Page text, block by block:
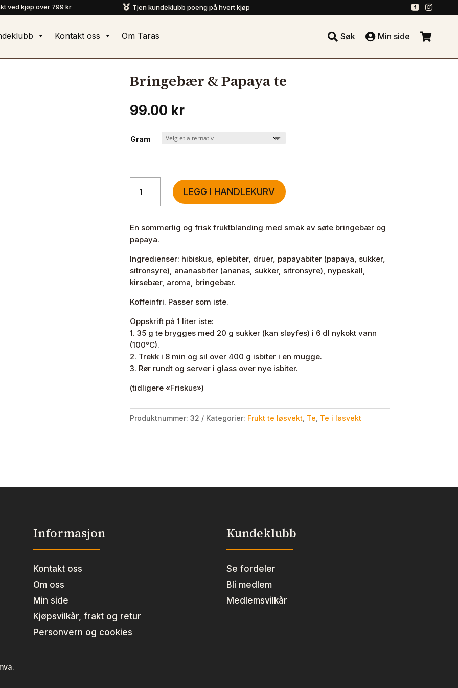
ved kjøp over 799 kr  Tjen kundeklubb poeng på hvert kjøp  
Kontakt oss Om Taras  Søk  Min side 
Bringebær & Papaya te
99.00 kr
Gram
Papaya
antall
LEGG I HANDLEKURV
En sommerlig og frisk fruktblanding med smak av søte bringebær og
papaya.
Ingredienser: hibiskus, eplebiter, druer, papayabiter (papaya, sukker,
sitronsyre), ananasbiter (ananas, sukker, sitronsyre), nypeskall,
kirsebær, aroma, bringebær.
Koffeinfri. Passer som iste.
Oppskrift på 1 liter iste:
1. 35 g te brygges med 20 g sukker (kan sløyfes) i 6 dl nykokt vann
(100°C).
2. Trekk i 8 min og sil over 400 g isbiter i en mugge.
3. Rør rundt og server i glass over nye isbiter.
(tidligere «Friskus»)
Produktnummer: 32 Kategorier: Frukt te løsvekt Te Te i løsvekt
Informasjon
Kontakt oss
Om oss
Min side
Kjøpsvilkår, frakt og retur
Personvern og cookies
Kundeklubb
Se fordeler
Bli medlem
Medlemsvilkår